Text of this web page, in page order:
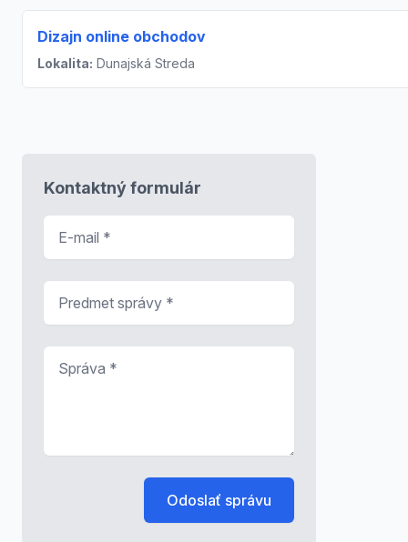
Dizajn online obchodov
Lokalita: Dunajská Streda
Kontaktný formulár
Odoslať správu